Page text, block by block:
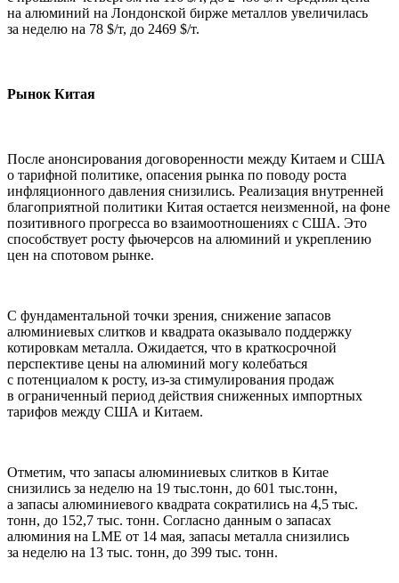
на алюминий на Лондонской бирже металлов увеличилась
за неделю на 78 $/т, до 2469 $/т.
Рынок Китая
После анонсирования договоренности между Китаем и США
о тарифной политике, опасения рынка по поводу роста
инфляционного давления снизились. Реализация внутренней
благоприятной политики Китая остается неизменной, на фоне
позитивного прогресса во взаимоотношениях с США. Это
способствует росту фьючерсов на алюминий и укреплению
цен на спотовом рынке.
С фундаментальной точки зрения, снижение запасов
алюминиевых слитков и квадрата оказывало поддержку
котировкам металла. Ожидается, что в краткосрочной
перспективе цены на алюминий могу колебаться
с потенциалом к росту, из-за стимулирования продаж
в ограниченный период действия сниженных импортных
тарифов между США и Китаем.
Отметим, что запасы алюминиевых слитков в Китае
снизились за неделю на 19 тыс.тонн, до 601 тыс.тонн,
а запасы алюминиевого квадрата сократились на 4,5 тыс.
тонн, до 152,7 тыс. тонн. Согласно данным о запасах
алюминия на LME от 14 мая, запасы металла снизились
за неделю на 13 тыс. тонн, до 399 тыс. тонн.